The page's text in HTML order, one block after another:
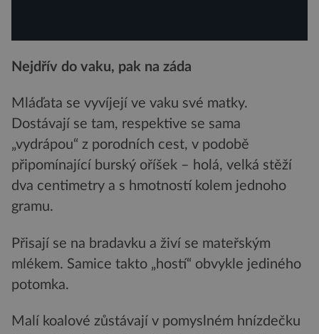
Nejdřív do vaku, pak na záda
Mláďata se vyvíjejí ve vaku své matky.
Dostávají se tam, respektive se sama
„vydrápou“ z porodních cest, v podobě
připomínající burský oříšek – holá, velká stěží
dva centimetry a s hmotností kolem jednoho
gramu.
Přisají se na bradavku a živí se mateřským
mlékem. Samice takto „hostí“ obvykle jediného
potomka.
Malí koalové zůstávají v pomyslném hnízdečku